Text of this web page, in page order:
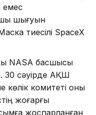
емес
шығуын
тиесілі SpaceX
NASA басшысы
30 сәуірде АҚШ
комитеті оны
жоғарғы
жоспарланған